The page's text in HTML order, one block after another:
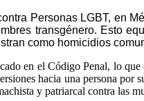
Personas LGBT, en
transgénero. Esto
como homicidios
en el Código Penal, lo
hacia una persona
y patriarcal contra las